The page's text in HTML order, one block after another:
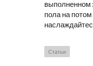
выполненном
пола на
Статьи